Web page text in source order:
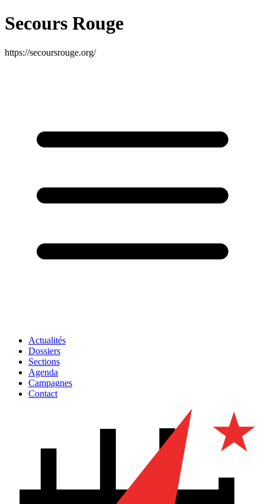
Secours Rouge
https://secoursrouge.org/
Actualités
Dossiers
Sections
Agenda
Campagnes
Contact